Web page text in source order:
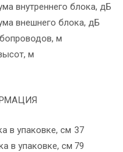
внутреннего блока, дБ
внешнего блока, дБ
м
м
в упаковке, см 37
в упаковке, см 79